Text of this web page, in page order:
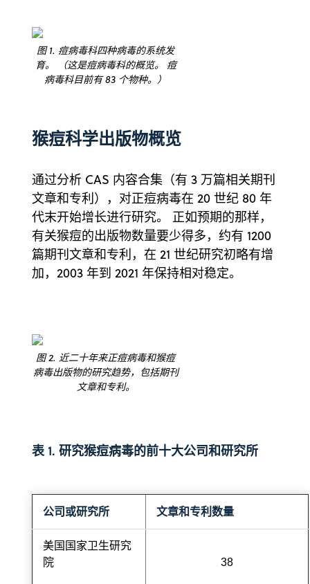
图 1. 痘病毒科四种病毒的系统发
育。 （这是痘病毒科的概览。 痘
病毒科目前有 83 个物种。）
猴痘科学出版物概览
通过分析 CAS 内容合集（有 3 万篇相关期刊
文章和专利），对正痘病毒在 20 世纪 80 年
代末开始增长进行研究。 正如预期的那样，
有关猴痘的出版物数量要少得多，约有 1200
篇期刊文章和专利，在 21 世纪研究初略有增
加，2003 年到 2021 年保持相对稳定。
图 2. 近二十年来正痘病毒和猴痘
病毒出版物的研究趋势，包括期刊
文章和专利。
表 1. 研究猴痘病毒的前十大公司和研究所
公司或研究所 文章和专利数量
美国国家卫生研究
院
38